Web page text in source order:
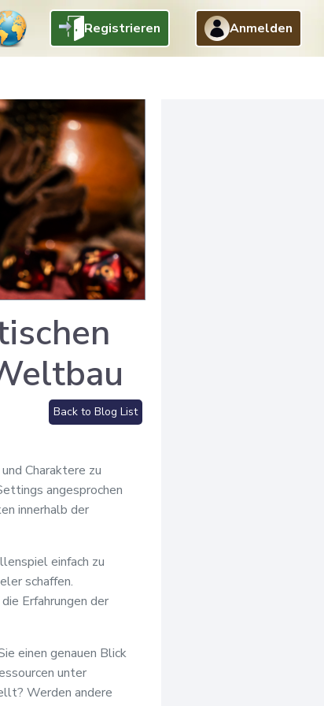
Registrieren Anmelden
Back to Blog List
Charaktere zu
angesprochen
innerhalb der
einfach zu
schaffen.
Erfahrungen der
einen genauen Blick
unter
Werden andere